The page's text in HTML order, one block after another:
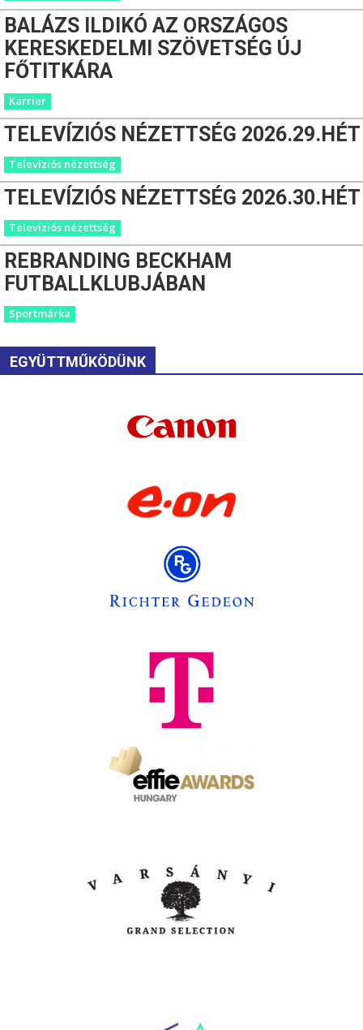
BALÁZS ILDIKÓ AZ ORSZÁGOS
KERESKEDELMI SZÖVETSÉG ÚJ
FŐTITKÁRA
Karrier
TELEVÍZIÓS NÉZETTSÉG 2026.29.HÉT
Televíziós nézettség
TELEVÍZIÓS NÉZETTSÉG 2026.30.HÉT
Televíziós nézettség
REBRANDING BECKHAM
FUTBALLKLUBJÁBAN
Sportmárka
EGYÜTTMŰKÖDÜNK